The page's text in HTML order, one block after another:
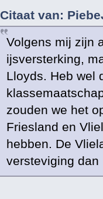
Citaat van:
Volgens mij zijn
ijsversterking,
Lloyds. Heb wel
zouden we het
Friesland en
hebben. De
versteviging dan